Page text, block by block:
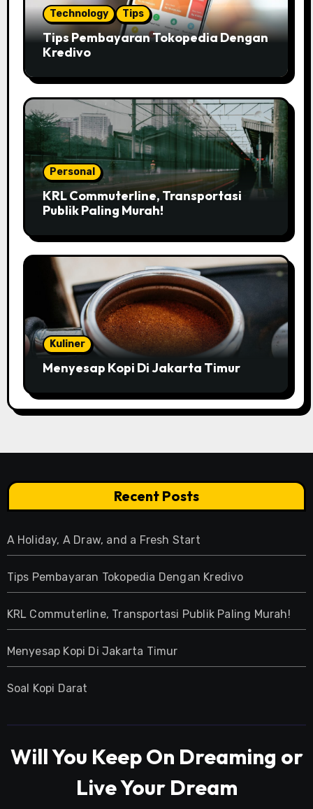
Technology Tips
Tips Pembayaran Tokopedia Dengan
Kredivo
Personal
KRL Commuterline, Transportasi
Publik Paling Murah!
Kuliner
Menyesap Kopi Di Jakarta Timur
Recent Posts
A Holiday, A Draw, and a Fresh Start
Tips Pembayaran Tokopedia Dengan Kredivo
KRL Commuterline, Transportasi Publik Paling Murah!
Menyesap Kopi Di Jakarta Timur
Soal Kopi Darat
Will You Keep On Dreaming or
Live Your Dream